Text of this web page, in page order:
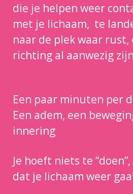
die je helpen weer
met je lichaam, te
naar de plek waar rust,
richting al aanwezig
Een paar minuten per
Een adem, een
innering
Je hoeft niets te
dat je lichaam weer